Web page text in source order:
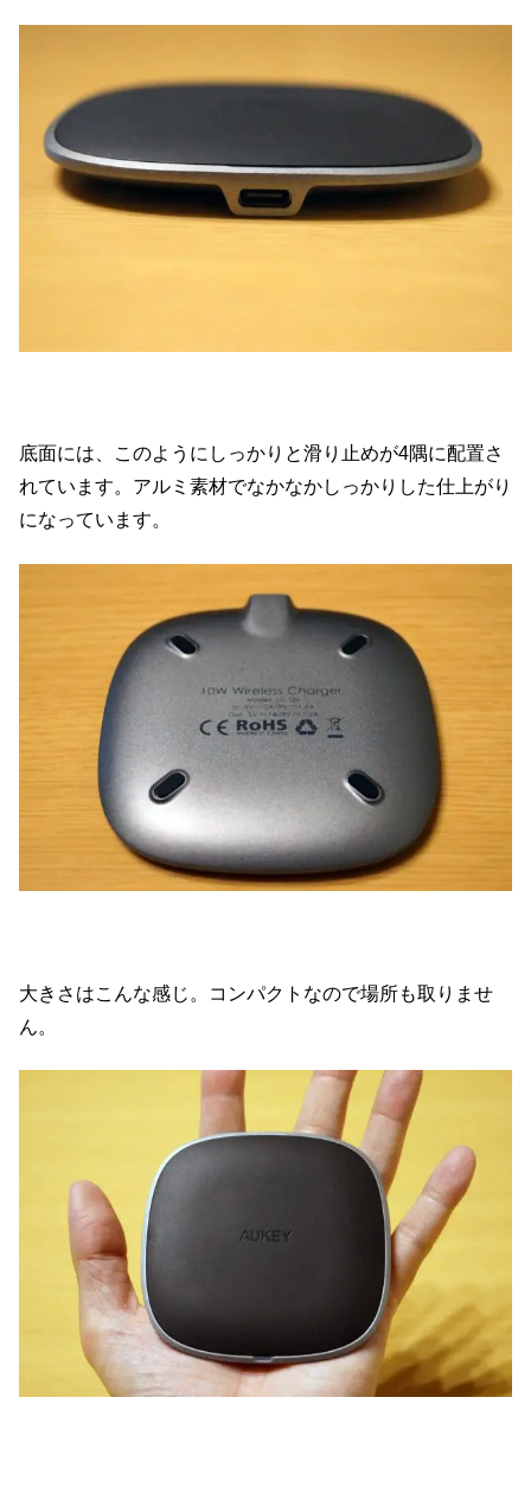
底面には、このようにしっかりと滑り止めが4隅に配置さ
れています。アルミ素材でなかなかしっかりした仕上がり
になっています。
大きさはこんな感じ。コンパクトなので場所も取りませ
ん。